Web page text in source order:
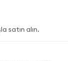
satın alın.